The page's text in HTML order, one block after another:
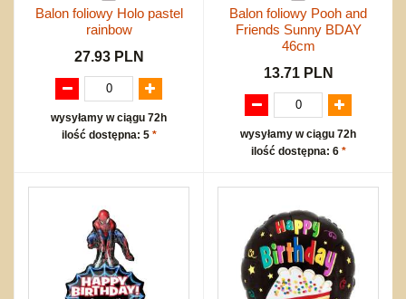
Balon foliowy Holo pastel
rainbow
27.93 PLN
wysyłamy w ciągu 72h
ilość dostępna: 5 *
Balon foliowy Pooh and
Friends Sunny BDAY
46cm
13.71 PLN
wysyłamy w ciągu 72h
ilość dostępna: 6 *